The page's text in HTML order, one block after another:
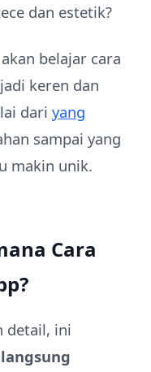
dan estetik?
belajar cara
keren dan
dari yang
sampai yang
makin unik.
Cara
detail, ini